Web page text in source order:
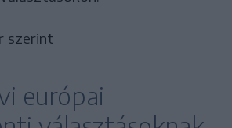
szerint
európai